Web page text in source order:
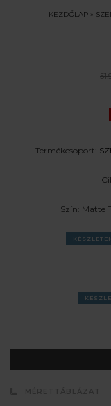
KEZDŐLAP »
Termékcsoport:
Szín: Matte